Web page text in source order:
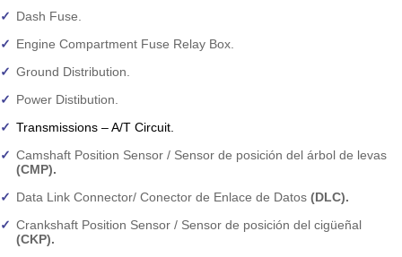
Dash Fuse.
Engine Compartment Fuse Relay Box.
Ground Distribution.
Power Distibution.
Transmissions – A/T Circuit.
Camshaft Position Sensor / Sensor de posición del árbol de levas
(CMP).
Data Link Connector/ Conector de Enlace de Datos (DLC).
Crankshaft Position Sensor / Sensor de posición del cigüeñal
(CKP).